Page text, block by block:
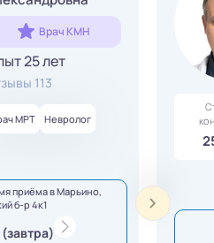
Врач КМН
25 лет
113
МРТ Невролог
приёма в Марьино,
б-р 4к1
(завтра)